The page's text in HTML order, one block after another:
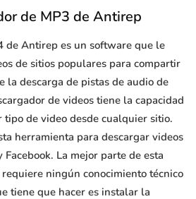
de MP3 de Antirep
de Antirep es un software que le
de sitios populares para compartir
la descarga de pistas de audio de
de videos tiene la capacidad
de video desde cualquier sitio.
herramienta para descargar videos
La mejor parte de esta
ningún conocimiento técnico
tiene que hacer es instalar la